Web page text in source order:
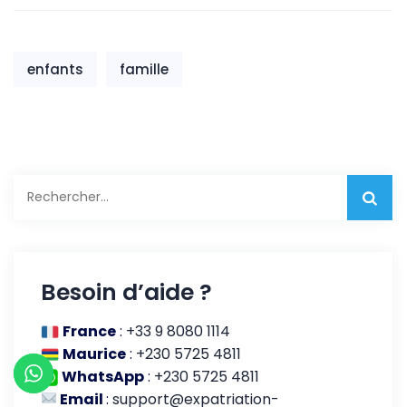
enfants famille
Besoin d’aide ?
France: +33 9 8080 1114
Maurice: +230 5725 4811
WhatsApp: +230 5725 4811
Email:support@expatriation-